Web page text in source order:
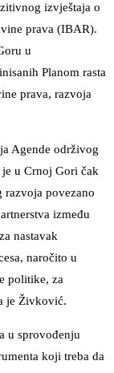
izvještaja o
prava (IBAR).
u
Planom rasta
prava, razvoja
Agende održivog
u Crnoj Gori čak
povezano
između
nastavak
naročito u
politike, za
je Živković.
u sprovođenju
koji treba da